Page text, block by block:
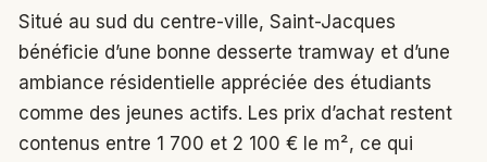
Situé au sud du centre-ville, Saint-Jacques
bénéficie d’une bonne desserte tramway et d’une
ambiance résidentielle appréciée des étudiants
comme des jeunes actifs. Les prix d’achat restent
contenus entre 1 700 et 2 100 € le m², ce qui